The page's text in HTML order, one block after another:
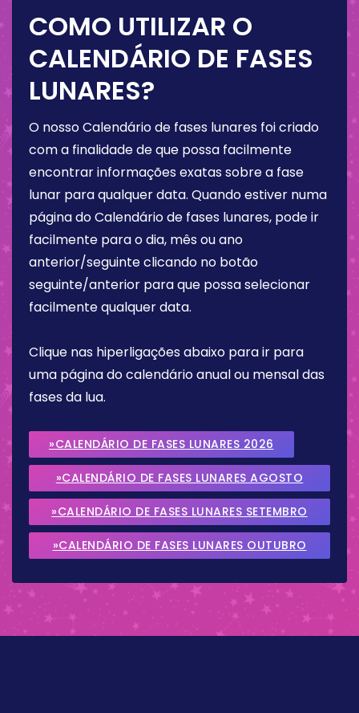
COMO UTILIZAR O
CALENDÁRIO DE FASES
LUNARES?
O nosso Calendário de fases lunares foi criado
com a finalidade de que possa facilmente
encontrar informações exatas sobre a fase
lunar para qualquer data. Quando estiver numa
página do Calendário de fases lunares, pode ir
facilmente para o dia, mês ou ano
anterior/seguinte clicando no botão
seguinte/anterior para que possa selecionar
facilmente qualquer data.
Clique nas hiperligações abaixo para ir para
uma página do calendário anual ou mensal das
fases da lua.
»CALENDÁRIO DE FASES LUNARES 2026
»CALENDÁRIO DE FASES LUNARES AGOSTO
2026
»CALENDÁRIO DE FASES LUNARES SETEMBRO
2026
»CALENDÁRIO DE FASES LUNARES OUTUBRO